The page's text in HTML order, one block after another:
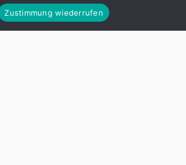
Region Eskiflehir standen. Ich
[…]
Zustimmung wiederrufen